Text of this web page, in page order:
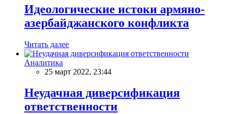
Идеологические истоки армяно-
азербайджанского конфликта
Читать далее
Аналитика
25 март 2022, 23:44
Неудачная диверсификация
ответственности